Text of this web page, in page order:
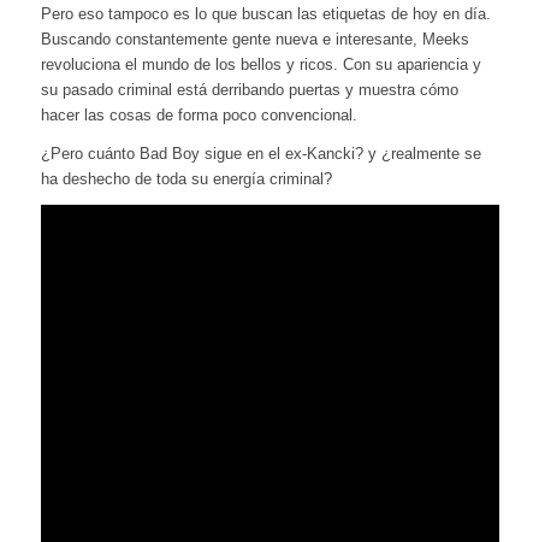
Pero eso tampoco es lo que buscan las etiquetas de hoy en día.
Buscando constantemente gente nueva e interesante, Meeks
revoluciona el mundo de los bellos y ricos. Con su apariencia y
su pasado criminal está derribando puertas y muestra cómo
hacer las cosas de forma poco convencional.
¿Pero cuánto Bad Boy sigue en el ex-Kancki? y ¿realmente se
ha deshecho de toda su energía criminal?